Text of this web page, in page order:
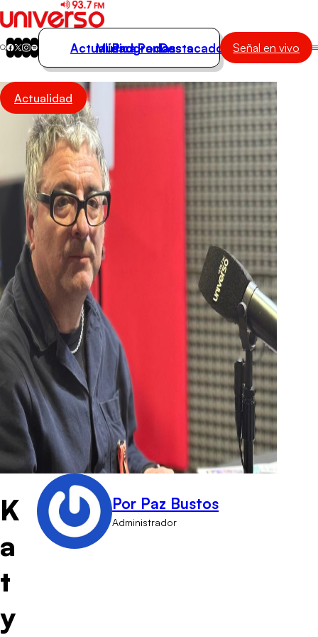
Actualidad
Música
Programas
Podcasts
Destacados
Actualidad
Música
Programas
Podcasts
Destacados Señal en vivo
Actualidad
K
a
t
y
Por Paz Bustos
Administrador